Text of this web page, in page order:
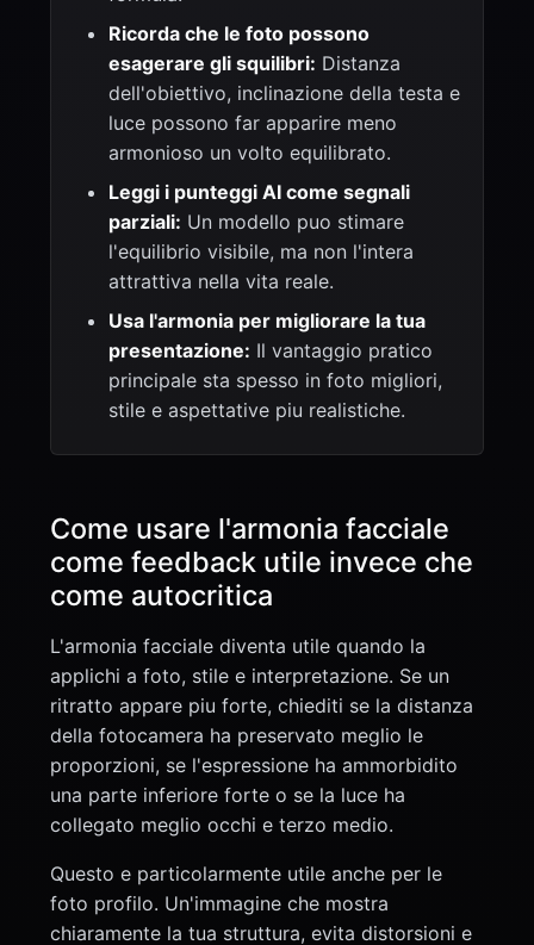
Ricorda che le foto possono
esagerare gli squilibri: Distanza
dell'obiettivo, inclinazione della testa e
luce possono far apparire meno
armonioso un volto equilibrato.
Leggi i punteggi AI come segnali
parziali: Un modello puo stimare
l'equilibrio visibile, ma non l'intera
attrattiva nella vita reale.
Usa l'armonia per migliorare la tua
presentazione: Il vantaggio pratico
principale sta spesso in foto migliori,
stile e aspettative piu realistiche.
Come usare l'armonia facciale
come feedback utile invece che
come autocritica
L'armonia facciale diventa utile quando la
applichi a foto, stile e interpretazione. Se un
ritratto appare piu forte, chiediti se la distanza
della fotocamera ha preservato meglio le
proporzioni, se l'espressione ha ammorbidito
una parte inferiore forte o se la luce ha
collegato meglio occhi e terzo medio.
Questo e particolarmente utile anche per le
foto profilo. Un'immagine che mostra
chiaramente la tua struttura, evita distorsioni e